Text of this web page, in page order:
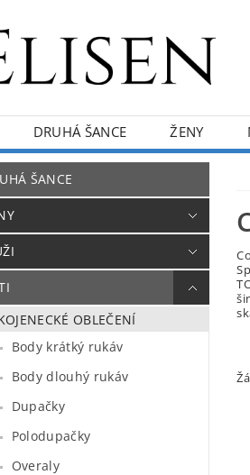
DRUHÁ ŠANCE ŽENY
O NÁS BLOG
ŠANCE
OBLEČENÍ
Body krátký rukáv
Body dlouhý rukáv
Dupačky
Polodupačky
Overaly